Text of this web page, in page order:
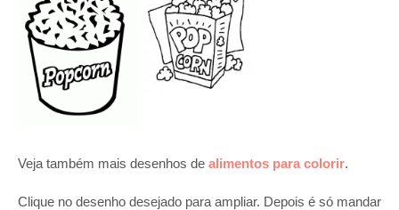
Veja também mais desenhos de alimentos para colorir.
Clique no desenho desejado para ampliar. Depois é só mandar